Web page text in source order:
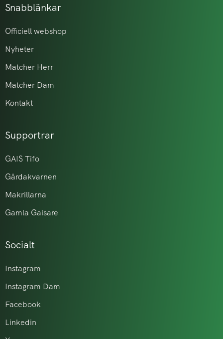
Snabblänkar
Officiell webshop
Nyheter
Matcher Herr
Matcher Dam
Kontakt
Supportrar
GAIS Tifo
Gårdakvarnen
Makrillarna
Gamla Gaisare
Socialt
Instagram
Instagram Dam
Facebook
Linkedin